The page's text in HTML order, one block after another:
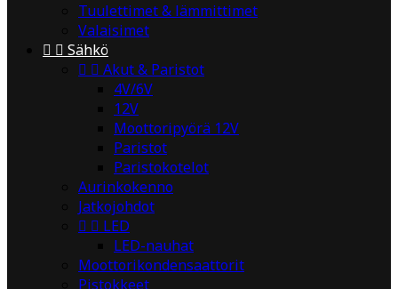
Tuulettimet & lämmittimet
Valaisimet
  Sähkö
  Akut & Paristot
4V/6V
12V
Moottoripyörä 12V
Paristot
Paristokotelot
Aurinkokenno
Jatkojohdot
  LED
LED-nauhat
Moottorikondensaattorit
Pistokkeet